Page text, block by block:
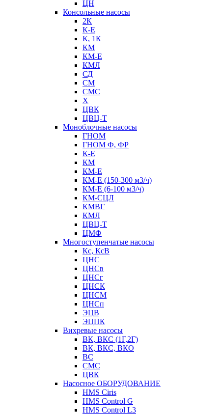
ЦН
Консольные насосы
2К
К-Е
К, 1К
КМ
КМ-Е
КМЛ
СД
СМ
СМС
Х
ЦВК
ЦВЦ-Т
Моноблочные насосы
ГНОМ
ГНОМ Ф, ФР
К-Е
КМ
КМ-Е
КМ-Е (150-300 м3/ч)
КМ-Е (6-100 м3/ч)
КМ-СЦЛ
КМВГ
КМЛ
ЦВЦ-Т
ЦМФ
Многоступенчатые насосы
Кс, КсВ
ЦНС
ЦНСв
ЦНСг
ЦНСК
ЦНСМ
ЦНСп
ЭЦВ
ЭЦПК
Вихревые насосы
ВК, ВКС (1Г,2Г)
ВК, ВКС, ВКО
ВС
СМС
ЦВК
Насосное ОБОРУДОВАНИЕ
HMS Ciris
HMS Control G
HMS Control L3